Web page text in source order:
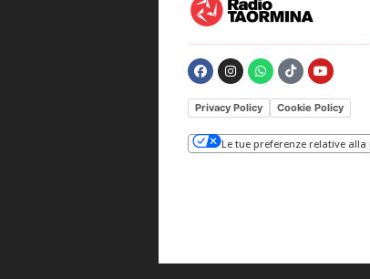
Privacy Policy Cookie Policy
Le tue preferenze relative